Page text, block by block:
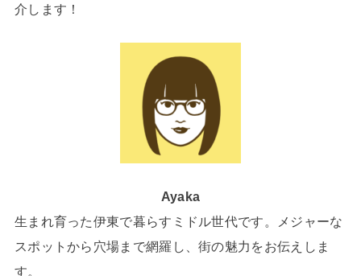
介します！
Ayaka
生まれ育った伊東で暮らすミドル世代です。メジャーな
スポットから穴場まで網羅し、街の魅力をお伝えしま
す。